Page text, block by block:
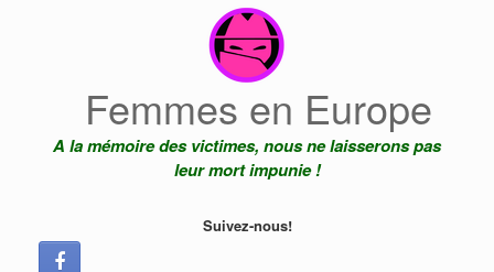
Femmes en Europe
A la mémoire des victimes, nous ne laisserons pas
leur mort impunie !
Suivez-nous!